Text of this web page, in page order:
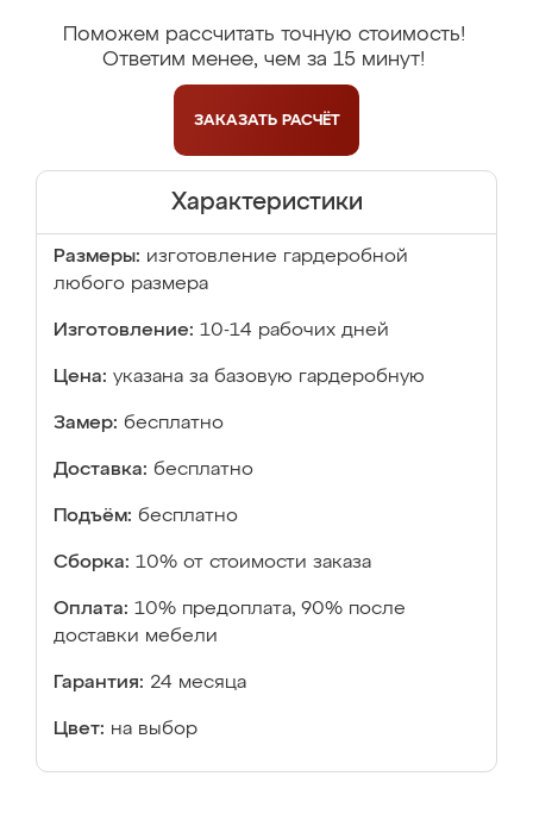
Поможем рассчитать точную стоимость!
Ответим менее, чем за 15 минут!
ЗАКАЗАТЬ РАСЧЁТ
Характеристики
Размеры: изготовление гардеробной
любого размера
Изготовление: 10-14 рабочих дней
Цена: указана за базовую гардеробную
Замер: бесплатно
Доставка: бесплатно
Подъём: бесплатно
Сборка: 10% от стоимости заказа
Оплата: 10% предоплата, 90% после
доставки мебели
Гарантия: 24 месяца
Цвет: на выбор